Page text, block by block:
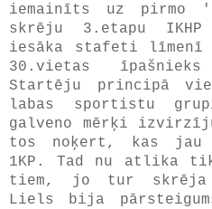
iemainīts uz pirmo
skrēju 3.etapu IKHP
iesāka stafeti līmenī
30.vietas
Startēju principā
labas sportistu
galveno mērķi
tos noķert, kas jau
1KP. Tad nu atlika
tiem, jo tur skrēja
Liels bija